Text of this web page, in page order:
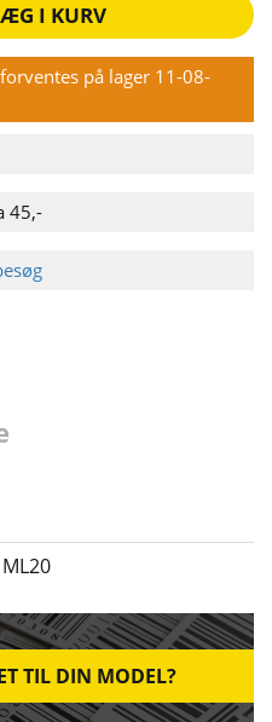
I KURV
på lager 11-08-
45,-
TIL DIN MODEL?